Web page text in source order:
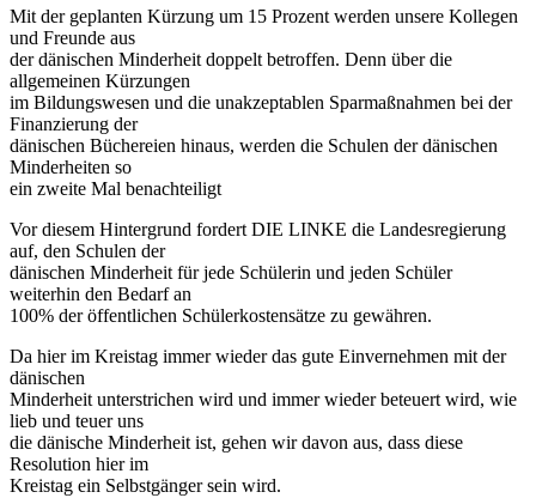
Mit der geplanten Kürzung um 15 Prozent werden unsere Kollegen
und Freunde aus
der dänischen Minderheit doppelt betroffen. Denn über die
allgemeinen Kürzungen
im Bildungswesen und die unakzeptablen Sparmaßnahmen bei der
Finanzierung der
dänischen Büchereien hinaus, werden die Schulen der dänischen
Minderheiten so
ein zweite Mal benachteiligt
Vor diesem Hintergrund fordert DIE LINKE die Landesregierung
auf, den Schulen der
dänischen Minderheit für jede Schülerin und jeden Schüler
weiterhin den Bedarf an
100% der öffentlichen Schülerkostensätze zu gewähren.
Da hier im Kreistag immer wieder das gute Einvernehmen mit der
dänischen
Minderheit unterstrichen wird und immer wieder beteuert wird, wie
lieb und teuer uns
die dänische Minderheit ist, gehen wir davon aus, dass diese
Resolution hier im
Kreistag ein Selbstgänger sein wird.